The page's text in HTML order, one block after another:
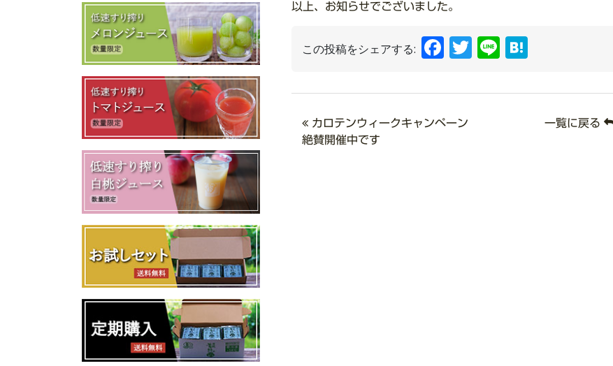
以上、お知らせでございました。
この投稿をシェアする: Facebook
Twitter
Line
カロテンウィークキャンペーン
絶賛開催中です
一覧に戻る